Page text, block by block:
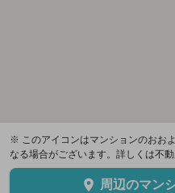
※ このアイコンはマンションのおお
なる場合がございます。詳しくは不
周辺のマン